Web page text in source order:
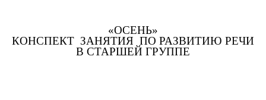
«ОСЕНЬ»
КОНСПЕКТ ЗАНЯТИЯ ПО РАЗВИТИЮ РЕЧИ
В СТАРШЕЙ ГРУППЕ